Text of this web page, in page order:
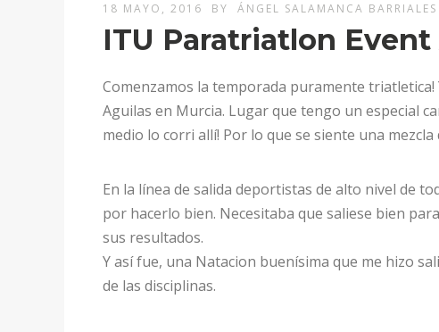
18 MAYO, 2016 BY ÁNGEL SALAMANCA BARRIALES
ITU Paratriatlon
Comenzamos la temporada puramente
Aguilas en Murcia. Lugar que tengo un especial
medio lo corri allí! Por lo que se siente una
En la línea de salida deportistas de alto nivel de
por hacerlo bien. Necesitaba que saliese bien
sus resultados.
Y así fue, una Natacion buenísima que me hizo
de las disciplinas.